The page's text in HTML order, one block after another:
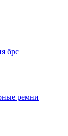
брс
ремни